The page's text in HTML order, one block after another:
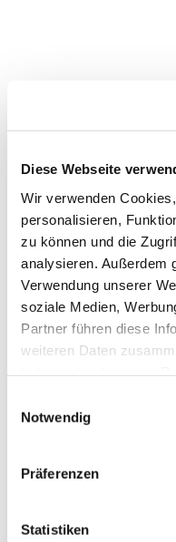
Diese Webseite
Wir verwenden
personalisieren,
zu können und die
analysieren. Außerdem
Verwendung unserer
soziale Medien,
Partner führen diese
weiteren Daten
Notwendig
Präferenzen
Statistiken
Dies